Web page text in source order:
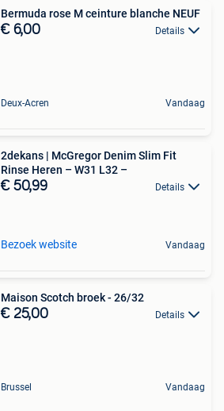
Bermuda rose M ceinture blanche NEUF
€ 6,00 Details
Deux-Acren Vandaag
2dekans | McGregor Denim Slim Fit
Rinse Heren – W31 L32 –
€ 50,99 Details
Bezoek website Vandaag
Maison Scotch broek - 26/32
€ 25,00 Details
Brussel Vandaag